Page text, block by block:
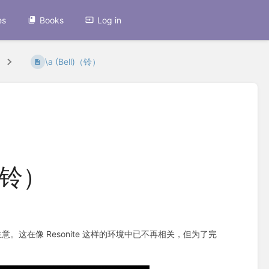
Books Log in
\a (Bell)（铃）
）
。这在像 Resonite 这样的环境中已不再相关，但为了完